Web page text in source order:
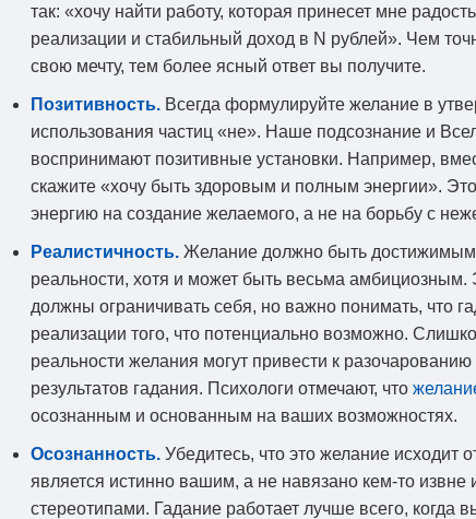
так: «хочу найти работу, которая принесет мне
реализации и стабильный доход в N рублей». Чем
свою мечту, тем более ясный ответ вы получите.
Позитивность. Всегда формулируйте желание в
использования частиц «не». Наше подсознание и
воспринимают позитивные установки. Например,
скажите «хочу быть здоровым и полным энергии».
энергию на создание желаемого, а не на борьбу с
Реалистичность. Желание должно быть
реальности, хотя и может быть весьма амбициозным.
должны ограничивать себя, но важно понимать, что
реализации того, что потенциально возможно.
реальности желания могут привести к
результатов гадания. Психологи отмечают, что
осознанным и основанным на ваших возможностях.
Осознанность. Убедитесь, что это желание исходит
является истинно вашим, а не навязано кем-то
стереотипами. Гадание работает лучше всего, когда